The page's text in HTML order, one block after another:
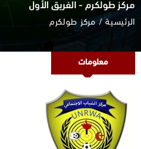
مركز طولكرم - الفريق الأول
الرئيسية مركز طولكرم
معلومات